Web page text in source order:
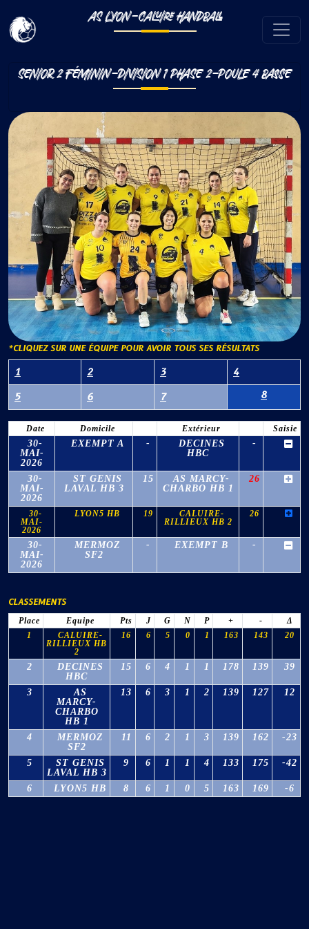
AS LYON-CALUIRE HANDBALL
SENIOR 2 FÉMININ-DIVISION 1 PHASE 2-POULE 4 BASSE
*CLIQUEZ SUR UNE ÉQUIPE POUR AVOIR TOUS SES RÉSULTATS
1 2 3
4
5
6 7 8
Date Domicile Extérieur Saisie
30-
MAI-
2026
EXEMPT A -
DECINES
HBC
-
30-
MAI-
2026
ST GENIS
LAVAL HB 3
15
AS MARCY-
CHARBO HB 1
26
30-
MAI-
2026
LYON5 HB 19
CALUIRE-
RILLIEUX HB 2
26
30-
MAI-
2026
MERMOZ
SF2
- EXEMPT B -
CLASSEMENTS
Place Equipe Pts J G N P + -
Δ
1
CALUIRE-
RILLIEUX HB
2
16 6 5 0 1 163 143 20
2
DECINES
HBC
15 6 4 1 1 178 139 39
3
AS
MARCY-
CHARBO
HB 1
13 6 3 1 2 139 127 12
4
MERMOZ
SF2
11 6 2 1 3 139 162 -23
5
ST GENIS
LAVAL HB 3
9 6 1 1 4 133 175 -42
6 LYON5 HB 8 6 1 0 5 163 169 -6